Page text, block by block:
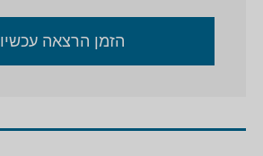
הזמן הרצאה עכשיו